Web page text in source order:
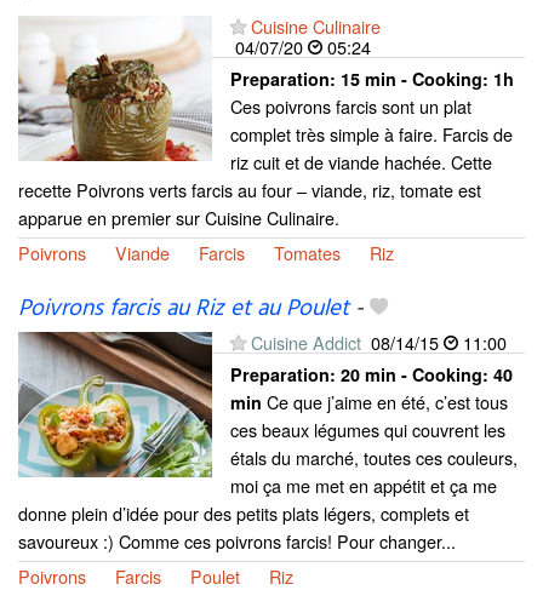
Cuisine Culinaire
04/07/20
05:24
Preparation: 15 min - Cooking: 1h
Ces poivrons farcis sont un plat
complet très simple à faire. Farcis de
riz cuit et de viande hachée. Cette
recette Poivrons verts farcis au four – viande, riz, tomate est
apparue en premier sur Cuisine Culinaire.
Poivrons
Viande Farcis Tomates Riz
Poivrons farcis au Riz et au Poulet-
Cuisine Addict 08/14/15 11:00
Preparation: 20 min - Cooking: 40
min Ce que j’aime en été, c’est tous
ces beaux légumes qui couvrent les
étals du marché, toutes ces couleurs,
moi ça me met en appétit et ça me
donne plein d’idée pour des petits plats légers, complets et
savoureux :) Comme ces poivrons farcis! Pour changer...
Poivrons
Farcis Poulet Riz